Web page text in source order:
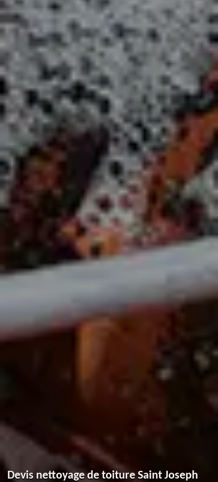
Devis nettoyage de toiture Saint Joseph